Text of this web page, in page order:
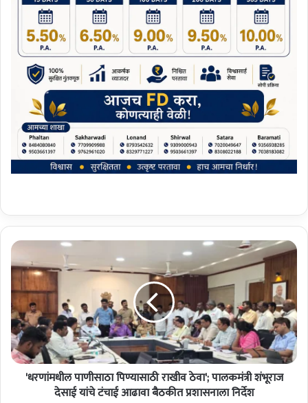
'
ध
र
णां
म
धी
ल
पा
णी
'धरणांमधील पाणीसाठा पिण्यासाठी राखीव ठेवा'; पालकमंत्री शंभूराज
देसाई यांचे टंचाई आढावा बैठकीत प्रशासनाला निर्देश